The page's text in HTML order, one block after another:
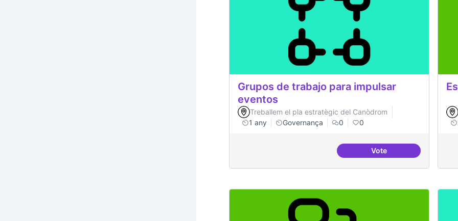
Grupos de trabajo para impulsar
eventos
Treballem el pla estratègic del Canòdrom
1 any
Governança 0 0
VoteGrupos de trabajo